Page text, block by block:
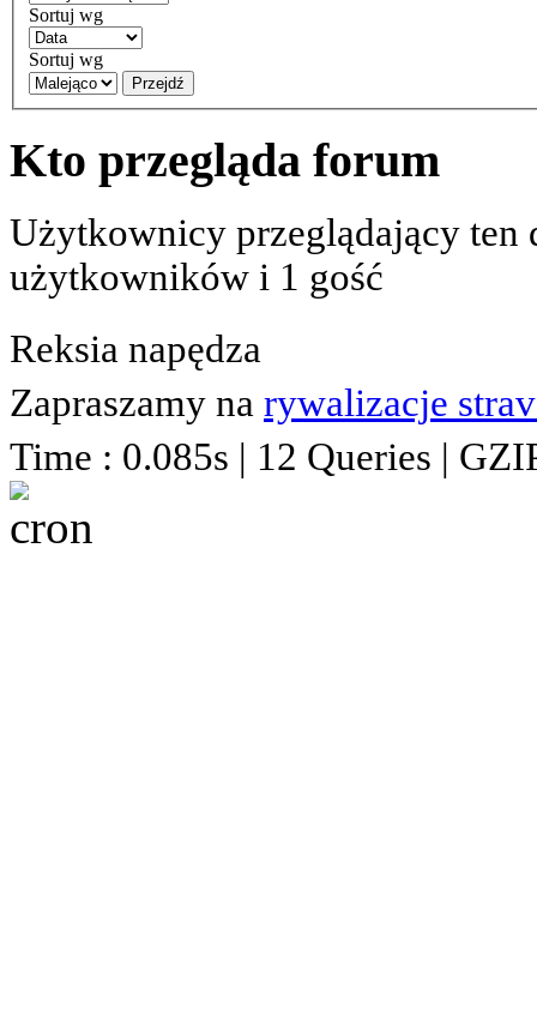
Sortuj wg
Sortuj wg
Przejdź
Kto przegląda forum
Użytkownicy przeglądający ten
użytkowników i 1 gość
Reksia napędza
Zapraszamy na rywalizacje
Time : 0.085s | 12 Queries |